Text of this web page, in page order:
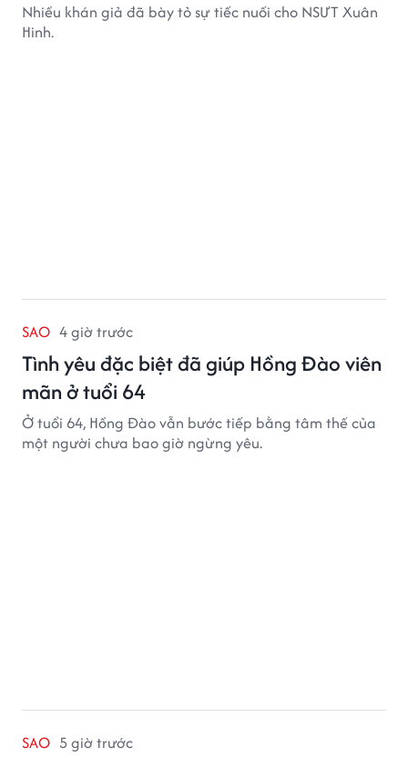
Nhiều khán giả đã bày tỏ sự tiếc nuối cho NSƯT Xuân
Hinh.
SAO 4 giờ trước
Tình yêu đặc biệt đã giúp Hồng Đào viên
mãn ở tuổi 64
Ở tuổi 64, Hồng Đào vẫn bước tiếp bằng tâm thế của
một người chưa bao giờ ngừng yêu.
SAO 5 giờ trước